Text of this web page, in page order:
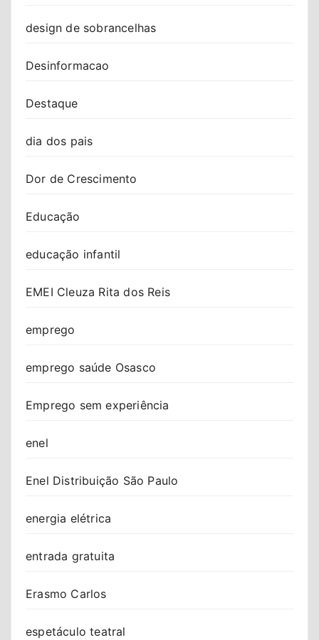
design de sobrancelhas
Desinformacao
Destaque
dia dos pais
Dor de Crescimento
Educação
educação infantil
EMEI Cleuza Rita dos Reis
emprego
emprego saúde Osasco
Emprego sem experiência
enel
Enel Distribuição São Paulo
energia elétrica
entrada gratuita
Erasmo Carlos
espetáculo teatral